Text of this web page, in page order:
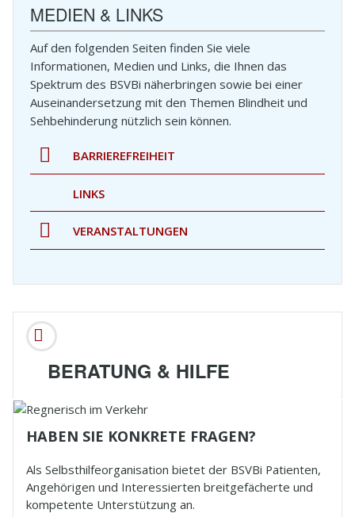
MEDIEN & LINKS
Auf den folgenden Seiten finden Sie viele
Informationen, Medien und Links, die Ihnen das
Spektrum des BSVBi näherbringen sowie bei einer
Auseinandersetzung mit den Themen Blindheit und
Sehbehinderung nützlich sein können.
BARRIEREFREIHEIT
LINKS
VERANSTALTUNGEN
BERATUNG & HILFE
HABEN SIE KONKRETE FRAGEN?
Als Selbsthilfeorganisation bietet der BSVBi Patienten,
Angehörigen und Interessierten breitgefächerte und
kompetente Unterstützung an.